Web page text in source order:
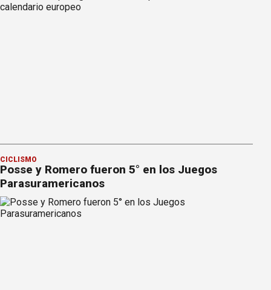
CICLISMO
Posse y Romero fueron 5° en los Juegos
Parasuramericanos